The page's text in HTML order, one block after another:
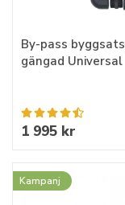
By-pass byggsats
gängad Universal
1 995 kr
Kampanj